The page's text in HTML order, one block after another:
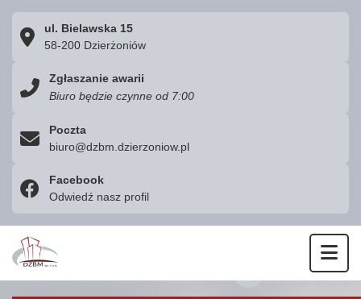
ul. Bielawska 15
58-200 Dzierżoniów
Zgłaszanie awarii
Biuro będzie czynne od 7:00
Poczta
biuro@dzbm.dzierzoniow.pl
Facebook
Odwiedź nasz profil